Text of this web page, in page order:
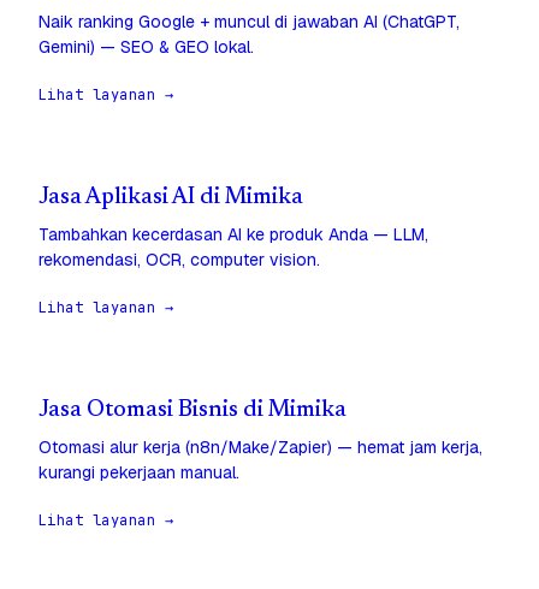
Naik ranking Google + muncul di jawaban AI (ChatGPT,
Gemini) — SEO & GEO lokal.
Lihat layanan →
Jasa Aplikasi AI di Mimika
Tambahkan kecerdasan AI ke produk Anda — LLM,
rekomendasi, OCR, computer vision.
Lihat layanan →
Jasa Otomasi Bisnis di Mimika
Otomasi alur kerja (n8n/Make/Zapier) — hemat jam kerja,
kurangi pekerjaan manual.
Lihat layanan →